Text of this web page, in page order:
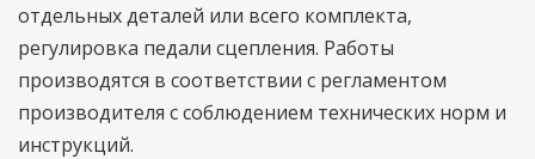
отдельных деталей или всего комплекта,
регулировка педали сцепления. Работы
производятся в соответствии с регламентом
производителя с соблюдением технических норм и
инструкций.